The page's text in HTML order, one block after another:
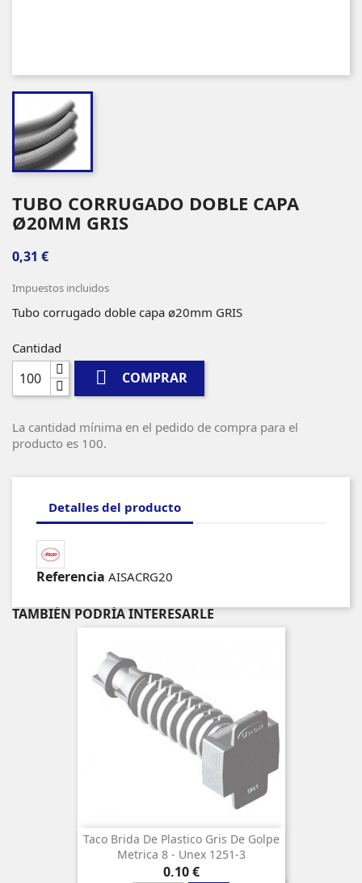
TUBO CORRUGADO DOBLE CAPA
Ø20MM GRIS
0,31 €
Impuestos incluidos
Tubo corrugado doble capa ø20mm GRIS
Cantidad
 COMPRAR
La cantidad mínima en el pedido de compra para el
producto es 100.
Detalles del producto
Referencia AISACRG20
TAMBIÉN PODRÍA INTERESARLE
Taco Brida De Plastico Gris De Golpe
Metrica 8 - Unex 1251-3
Precio
0,10 €